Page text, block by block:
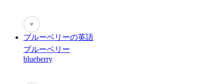
♥
ブルーベリーの英語
ブルーベリー
blueberry